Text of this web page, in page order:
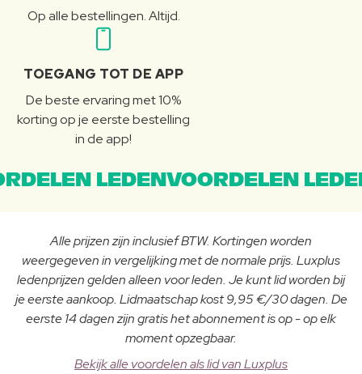
Op alle bestellingen. Altijd.
TOEGANG TOT DE APP
De beste ervaring met 10%
korting op je eerste bestelling
in de app!
LEDENVOORDELEN
Alle prijzen zijn inclusief BTW. Kortingen worden
weergegeven in vergelijking met de normale prijs. Luxplus
ledenprijzen gelden alleen voor leden. Je kunt lid worden bij
je eerste aankoop. Lidmaatschap kost 9,95 €/30 dagen. De
eerste 14 dagen zijn gratis het abonnement is op - op elk
moment opzegbaar.
Bekijk alle voordelen als lid van Luxplus